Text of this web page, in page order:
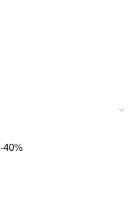
-40%